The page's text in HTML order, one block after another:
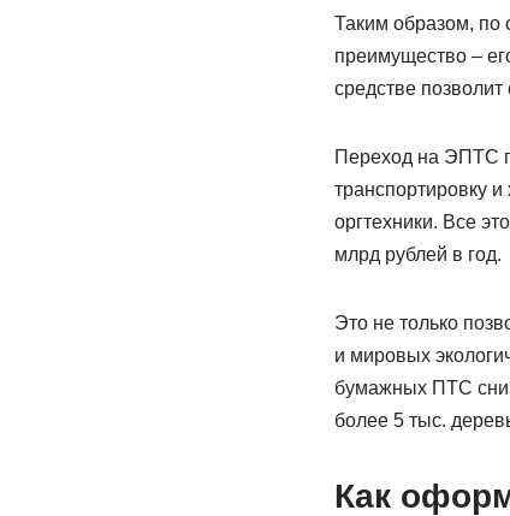
Таким образом,
преимущество –
средстве
Переход на ЭПТС
транспортировку
оргтехники. Все
млрд рублей в год.
Это не только
и мировых
бумажных ПТС
более 5 тыс.
Как